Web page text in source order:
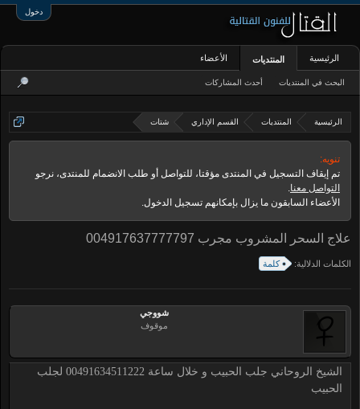
دخول
الرئيسية المنتديات القسم الإداري شتات
تنويه:
تم إيقاف التسجيل في المنتدى مؤقتا، للتواصل أو طلب الانضمام للمنتدى، نرجو
التواصل معنا.
الأعضاء السابقون ما يزال بإمكانهم تسجيل الدخول.
علاج السحر المشروب مجرب 004917637777797
الكلمات الدلالية: كلمة
شووجي
موقوف
الشيخ الروحاني جلب الحبيب و خلال ساعة 00491634511222 لجلب
الحبيب
الرئيسية المنتديات
البحث في المنتديات أحدث المشاركات
الأعضاء